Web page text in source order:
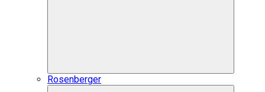
Rosenberger